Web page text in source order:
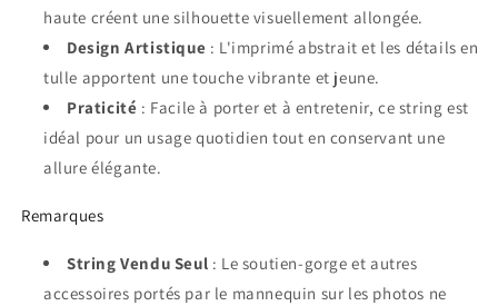
haute créent une silhouette visuellement allongée.
Design Artistique : L'imprimé abstrait et les détails en
tulle apportent une touche vibrante et jeune.
Praticité : Facile à porter et à entretenir, ce string est
idéal pour un usage quotidien tout en conservant une
allure élégante.
Remarques
String Vendu Seul : Le soutien-gorge et autres
accessoires portés par le mannequin sur les photos ne